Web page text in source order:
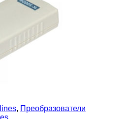
, Преобразователи